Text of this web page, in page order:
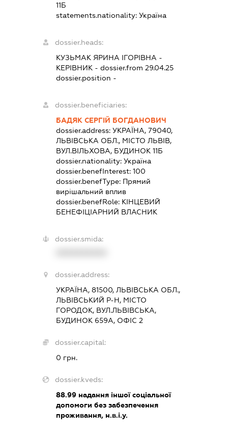
11Б
statements.nationality: Україна
dossier.heads:
КУЗЬМАК ЯРИНА ІГОРІВНА -
КЕРІВНИК - dossier.from 29.04.25
dossier.position -
dossier.beneficiaries:
БАДЯК СЕРГІЙ БОГДАНОВИЧ
dossier.address: УКРАЇНА, 79040,
ЛЬВІВСЬКА ОБЛ., МІСТО ЛЬВІВ,
ВУЛ.ВІЛЬХОВА, БУДИНОК 11Б
dossier.nationality: Україна
dossier.benefInterest: 100
dossier.benefType: Прямий
вирішальний вплив
dossier.benefRole: КІНЦЕВИЙ
БЕНЕФІЦІАРНИЙ ВЛАСНИК
dossier.smida:
dossier.address:
УКРАЇНА, 81500, ЛЬВІВСЬКА ОБЛ.,
ЛЬВІВСЬКИЙ Р-Н, МІСТО
ГОРОДОК, ВУЛ.ЛЬВІВСЬКА,
БУДИНОК 659А, ОФІС 2
dossier.capital:
0 грн.
dossier.kveds:
88.99надання іншої соціальної
допомоги без забезпечення
проживання, н.в.і.у.